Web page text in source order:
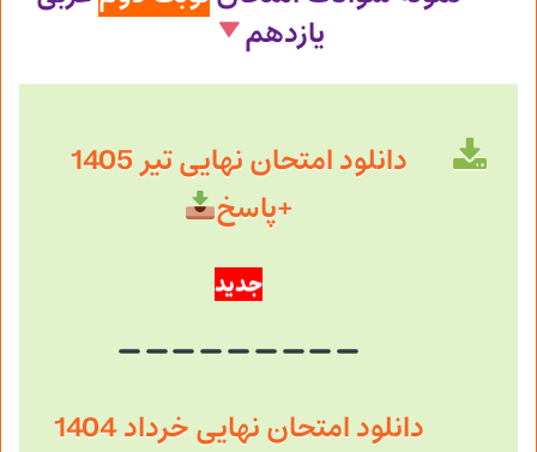
یازدهم
دانلود امتحان نهایی تیر 1405
+پاسخ
جدید
دانلود امتحان نهایی خرداد 1404